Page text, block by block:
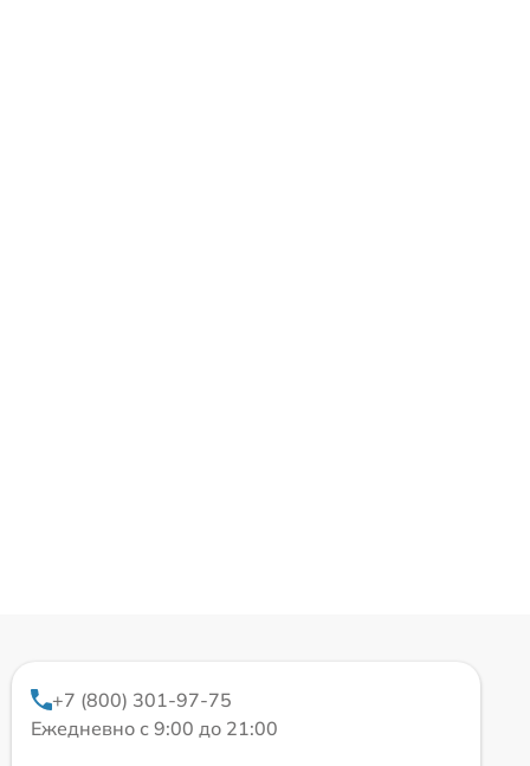
+7 (800) 301-97-75
Ежедневно с 9:00 до 21:00